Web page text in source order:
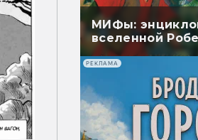
МИФы:
вселенной
РЕКЛАМА